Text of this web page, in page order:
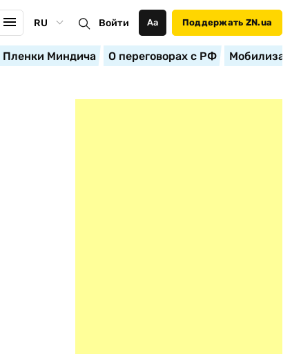
RU Войти Аа Поддержать ZN.ua
Пленки Миндича О переговорах с РФ